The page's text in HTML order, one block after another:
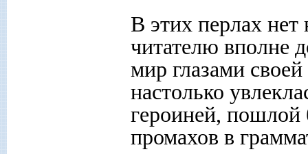
В этих перлах
читателю вполне
мир глазами
настолько
героиней, пошлой
промахов в